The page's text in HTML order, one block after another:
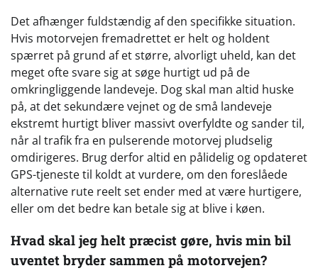
Det afhænger fuldstændig af den specifikke situation.
Hvis motorvejen fremadrettet er helt og holdent
spærret på grund af et større, alvorligt uheld, kan det
meget ofte svare sig at søge hurtigt ud på de
omkringliggende landeveje. Dog skal man altid huske
på, at det sekundære vejnet og de små landeveje
ekstremt hurtigt bliver massivt overfyldte og sander til,
når al trafik fra en pulserende motorvej pludselig
omdirigeres. Brug derfor altid en pålidelig og opdateret
GPS-tjeneste til koldt at vurdere, om den foreslåede
alternative rute reelt set ender med at være hurtigere,
eller om det bedre kan betale sig at blive i køen.
Hvad skal jeg helt præcist gøre, hvis min bil
uventet bryder sammen på motorvejen?